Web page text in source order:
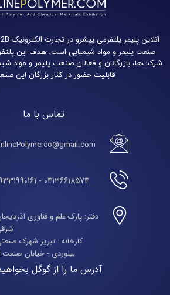
صنعت پلیمر و مواد شیمیایی است.هدف این
شرکت‌ها، بازرگانان و فعالان صنعت پلیمر و مواد
قابلیت حضور در کنار بزرگان این
تماس با ما
04136618574 - 09331990161
دفتر: پارک علم و فناوری
​​​​​​​کارخانه : تبریز شهرک
بیلوردی - خیابان صنعت 4
آدرس ما را از گوگل